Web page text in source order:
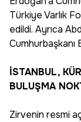
Türkiye Varlık
edildi. Ayrıca
İSTANBUL,
BULUŞMA
Zirvenin resmi